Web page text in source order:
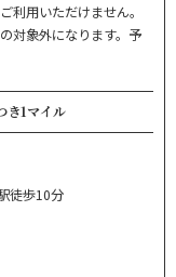
利用いただけません。
対象外になります。予
き1マイル
徒歩10分